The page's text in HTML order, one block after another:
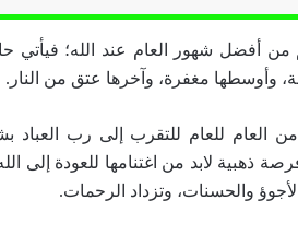
أفضل شهور العام عند الله؛ فيأتي
وأوسطها مغفرة، وآخرها عتق من النار.
من العام للعام للتقرب إلى رب العباد
ذهبية لابد من اغتنامها للعودة إلى
والحسنات، وتزداد الرحمات.